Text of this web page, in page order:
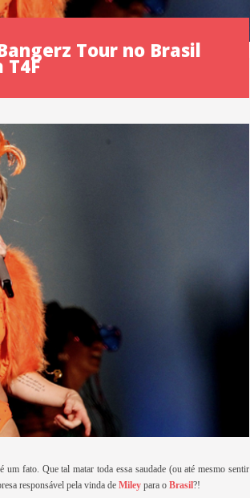
Tour no Brasil
um fato. Que tal matar toda essa saudade (ou até mesmo sentir
responsável pela vinda de Miley para o Brasil?!